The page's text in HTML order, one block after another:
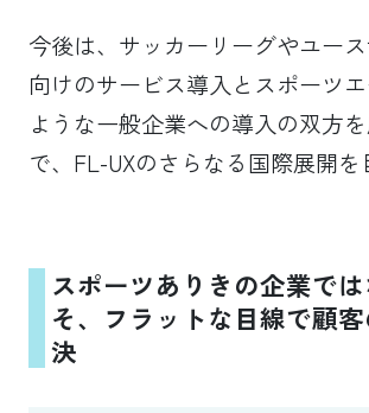
今後は、サッカーリーグやユー
向けのサービス導入とスポーツ
ような一般企業への導入の双方
で、FL-UXのさらなる国際展開を
スポーツありきの企業で
そ、フラットな目線で顧
決